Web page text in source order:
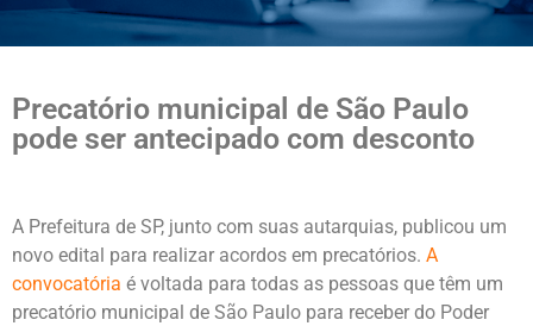
Precatório municipal de São Paulo
pode ser antecipado com desconto
A Prefeitura de SP, junto com suas autarquias, publicou um
novo edital para realizar acordos em precatórios. A
convocatória é voltada para todas as pessoas que têm um
precatório municipal de São Paulo para receber do Poder